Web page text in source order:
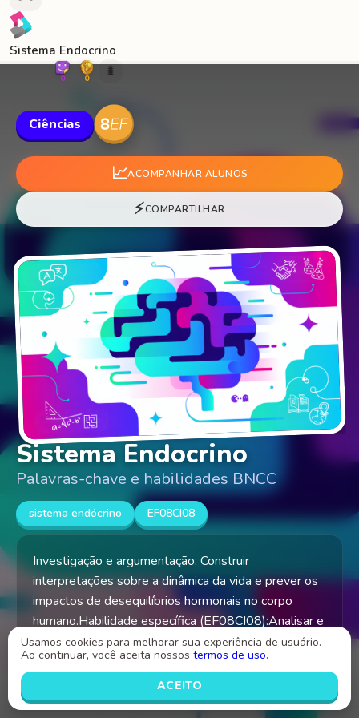
Sistema Endocrino
0 0 🐛
Ciências
📈ACOMPANHAR ALUNOS
⚡COMPARTILHAR
Sistema Endocrino
Palavras-chave e habilidades BNCC
sistema endócrino EF08CI08
Investigação e argumentação: Construir
interpretações sobre a dinâmica da vida e prever os
impactos de desequilíbrios hormonais no corpo
humano.Habilidade específica (EF08CI08):Analisar e
explicar as transformações que ocorrem na
puberdade, considerando a ação dos hormônios
Usamos cookies para melhorar sua experiência de usuário.
Ao continuar, você aceita nossos termos de uso.
ACEITO